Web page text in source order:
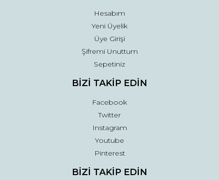
Hesabım
Yeni Üyelik
Üye Girişi
Şifremi Unuttum
Sepetiniz
BİZİ TAKİP EDİN
Facebook
Twitter
Instagram
Youtube
Pinterest
BİZİ TAKİP EDİN